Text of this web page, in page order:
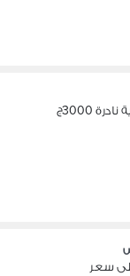
3000ج